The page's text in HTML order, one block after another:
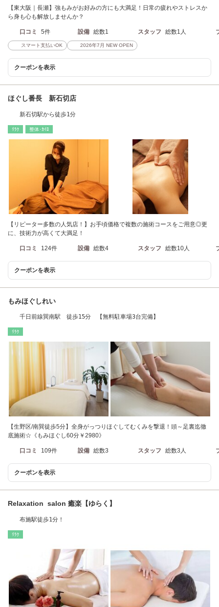
【東大阪｜長瀬】強もみがお好みの方にも大満足！日常の疲れやストレスか
ら身も心も解放しませんか？
口コミ 5件 設備 総数1 スタッフ 総数1人
スマート支払いOK 2026年7月 NEW OPEN
クーポンを表示
ほぐし番長 新石切店
新石切駅から徒歩1分
ﾘﾗｸ 整体･ｶｲﾛ
【リピーター多数の人気店！】お手頃価格で複数の施術コースをご用意◎更
に、技術力が高くて大満足！
口コミ 124件 設備 総数4 スタッフ 総数10人
クーポンを表示
もみほぐしれい
千日前線巽南駅 徒歩15分 【無料駐車場3台完備】
ﾘﾗｸ
【生野区/南巽徒歩5分】全身がっつりほぐしてむくみを撃退！頭～足裏迄徹
底施術☆《もみほぐし60分￥2980》
口コミ 109件 設備 総数3 スタッフ 総数3人
クーポンを表示
Relaxation salon 癒楽【ゆらく】
布施駅徒歩1分！
ﾘﾗｸ